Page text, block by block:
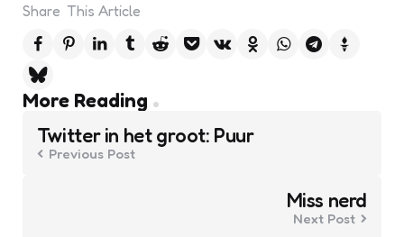
Share This Article
More Reading
Post
navigation
Twitter in het groot: Puur
Previous Post
Miss nerd
Next Post